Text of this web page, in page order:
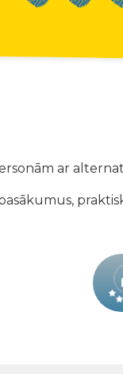
ar